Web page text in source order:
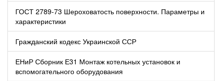
ГОСТ 2789-73 Шероховатость поверхности. Параметры и
характеристики
Гражданский кодекс Украинской ССР
ЕНиР Сборник Е31 Монтаж котельных установок и
вспомогательного оборудования